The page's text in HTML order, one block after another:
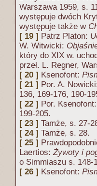
Warszawa 1959, s.
występuje dwóch
występuje także w
[ 19 ] Patrz Platon:
W. Witwicki:
który do XIX w.
przeł. L. Regner,
[ 20 ] Ksenofont:
[ 21 ] Por. A.
136, 169-176, 190-
[ 22 ] Por.
199-205.
[ 23 ] Tamże, s. 27-
[ 24 ] Tamże, s. 28.
[ 25 ]
Laertios:Żywoty i
o Simmiaszu s. 148-
[ 26 ] Ksenofont: